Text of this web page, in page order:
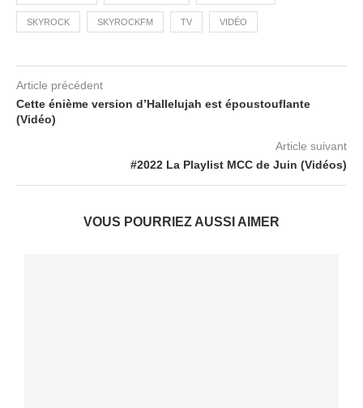
SKYROCK SKYROCKFM TV VIDÉO
Article précédent
Cette énième version d’Hallelujah est époustouflante
(Vidéo)
Article suivant
#2022 La Playlist MCC de Juin (Vidéos)
VOUS POURRIEZ AUSSI AIMER